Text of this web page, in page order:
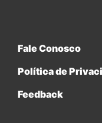
Fale Conosco
Política de
Feedback